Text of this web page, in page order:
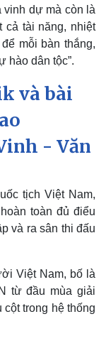
vinh dự mà còn là
cả tài năng, nhiệt
mỗi bàn thắng,
hào dân tộc”.
và bài
- Văn
tịch Việt Nam,
toàn đủ điểu
và ra sân thi đấu
Việt Nam, bố là
từ đầu mùa giải
cột trong hệ thống